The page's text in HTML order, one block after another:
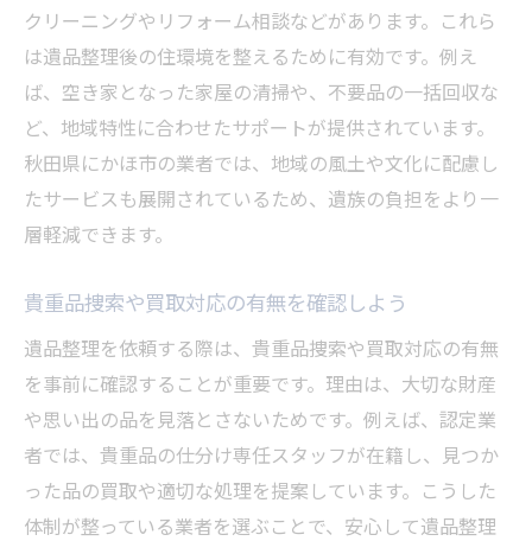
クリーニングやリフォーム相談などがあります。これら
は遺品整理後の住環境を整えるために有効です。例え
ば、空き家となった家屋の清掃や、不要品の一括回収な
ど、地域特性に合わせたサポートが提供されています。
秋田県にかほ市の業者では、地域の風土や文化に配慮し
たサービスも展開されているため、遺族の負担をより一
層軽減できます。
貴重品捜索や買取対応の有無を確認しよう
遺品整理を依頼する際は、貴重品捜索や買取対応の有無
を事前に確認することが重要です。理由は、大切な財産
や思い出の品を見落とさないためです。例えば、認定業
者では、貴重品の仕分け専任スタッフが在籍し、見つか
った品の買取や適切な処理を提案しています。こうした
体制が整っている業者を選ぶことで、安心して遺品整理